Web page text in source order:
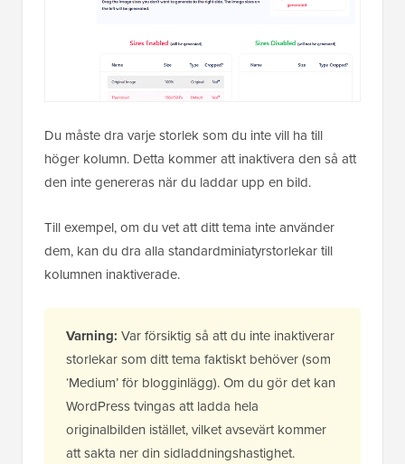
Du måste dra varje storlek som du inte vill ha till
höger kolumn. Detta kommer att inaktivera den så att
den inte genereras när du laddar upp en bild.
Till exempel, om du vet att ditt tema inte använder
dem, kan du dra alla standardminiatyrstorlekar till
kolumnen inaktiverade.
Varning: Var försiktig så att du inte inaktiverar
storlekar som ditt tema faktiskt behöver (som
‘Medium’ för blogginlägg). Om du gör det kan
WordPress tvingas att ladda hela
originalbilden istället, vilket avsevärt kommer
att sakta ner din sidladdningshastighet.